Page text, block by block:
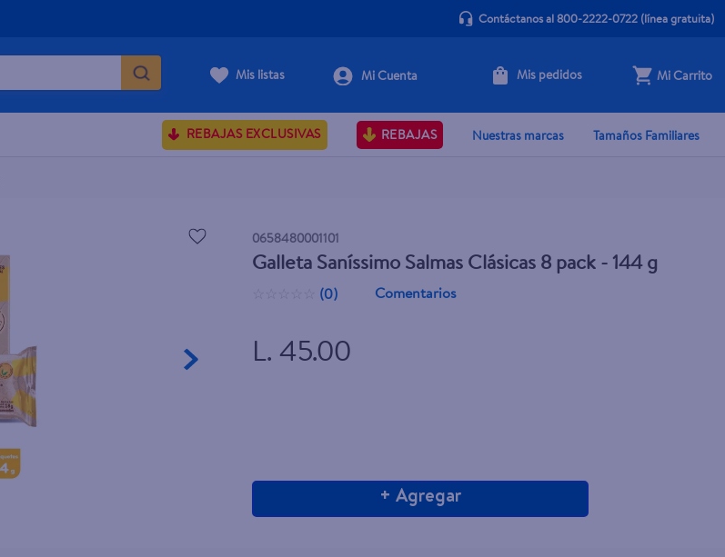
Contáctanos al 800-2222-0722(línea gratuita)
Mis listas Mis pedidos Mi Carrito
REBAJAS EXCLUSIVAS REBAJAS Nuestras marcas Tamaños Familiares
0658480001101
Galleta Saníssimo Salmas Clásicas 8 pack - 144 g
(0) Comentarios
L. 45.00
+ Agregar
+ Agregar